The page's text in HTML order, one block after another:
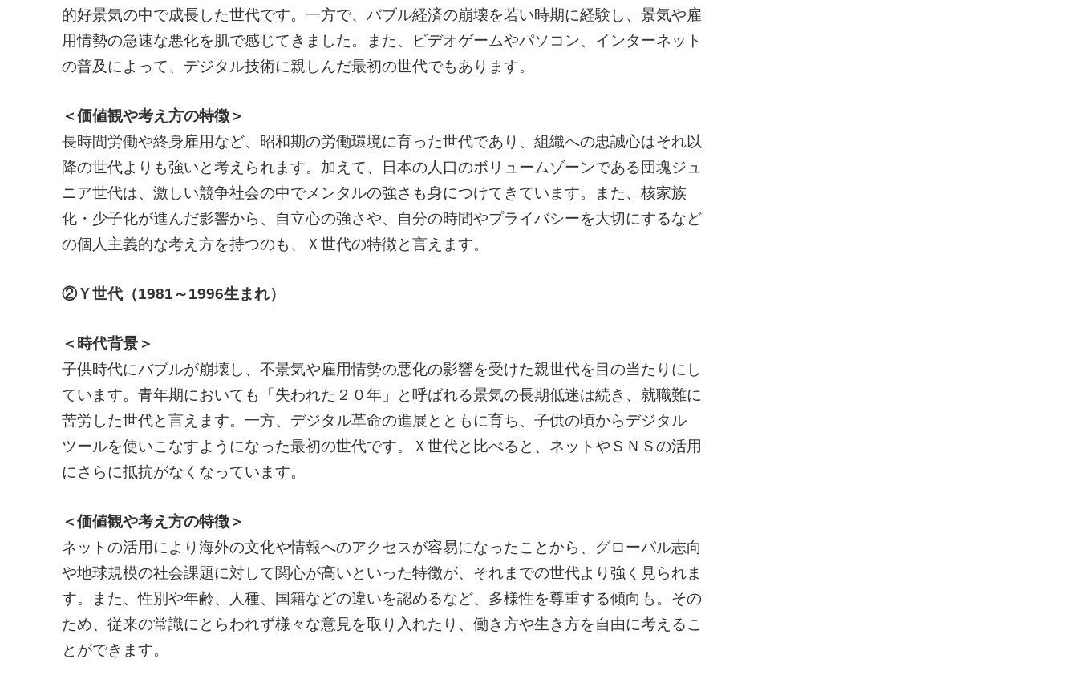
的好景気の中で成長した世代です。一方で、バブル経済の崩壊を若い時期に経験し、景気や雇
用情勢の急速な悪化を肌で感じてきました。また、ビデオゲームやパソコン、インターネット
の普及によって、デジタル技術に親しんだ最初の世代でもあります。
＜価値観や考え方の特徴＞
長時間労働や終身雇用など、昭和期の労働環境に育った世代であり、組織への忠誠心はそれ以
降の世代よりも強いと考えられます。加えて、日本の人口のボリュームゾーンである団塊ジュ
ニア世代は、激しい競争社会の中でメンタルの強さも身につけてきています。また、核家族
化・少子化が進んだ影響から、自立心の強さや、自分の時間やプライバシーを大切にするなど
の個人主義的な考え方を持つのも、Ｘ世代の特徴と言えます。
②Ｙ世代（1981～1996生まれ）
＜時代背景＞
子供時代にバブルが崩壊し、不景気や雇用情勢の悪化の影響を受けた親世代を目の当たりにし
ています。青年期においても「失われた２０年」と呼ばれる景気の長期低迷は続き、就職難に
苦労した世代と言えます。一方、デジタル革命の進展とともに育ち、子供の頃からデジタル
ツールを使いこなすようになった最初の世代です。Ｘ世代と比べると、ネットやＳＮＳの活用
にさらに抵抗がなくなっています。
＜価値観や考え方の特徴＞
ネットの活用により海外の文化や情報へのアクセスが容易になったことから、グローバル志向
や地球規模の社会課題に対して関心が高いといった特徴が、それまでの世代より強く見られま
す。また、性別や年齢、人種、国籍などの違いを認めるなど、多様性を尊重する傾向も。その
ため、従来の常識にとらわれず様々な意見を取り入れたり、働き方や生き方を自由に考えるこ
とができます。